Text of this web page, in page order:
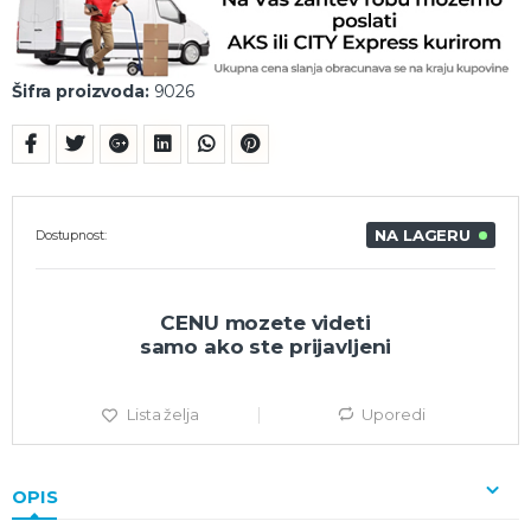
Šifra proizvoda: 9026
Dostupnost: NA LAGERU
CENU mozete videti
samo ako ste prijavljeni
Lista želja Uporedi
OPIS